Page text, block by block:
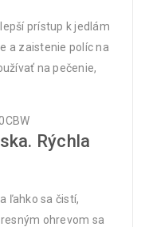
prístup k jedlám
a zaistenie políc na
na pečenie,
Rýchla
ľahko sa čistí,
ohrevom sa